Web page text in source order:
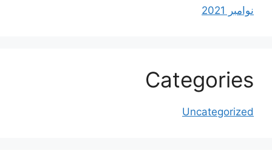
نوامبر 2021
Categories
Uncategorized